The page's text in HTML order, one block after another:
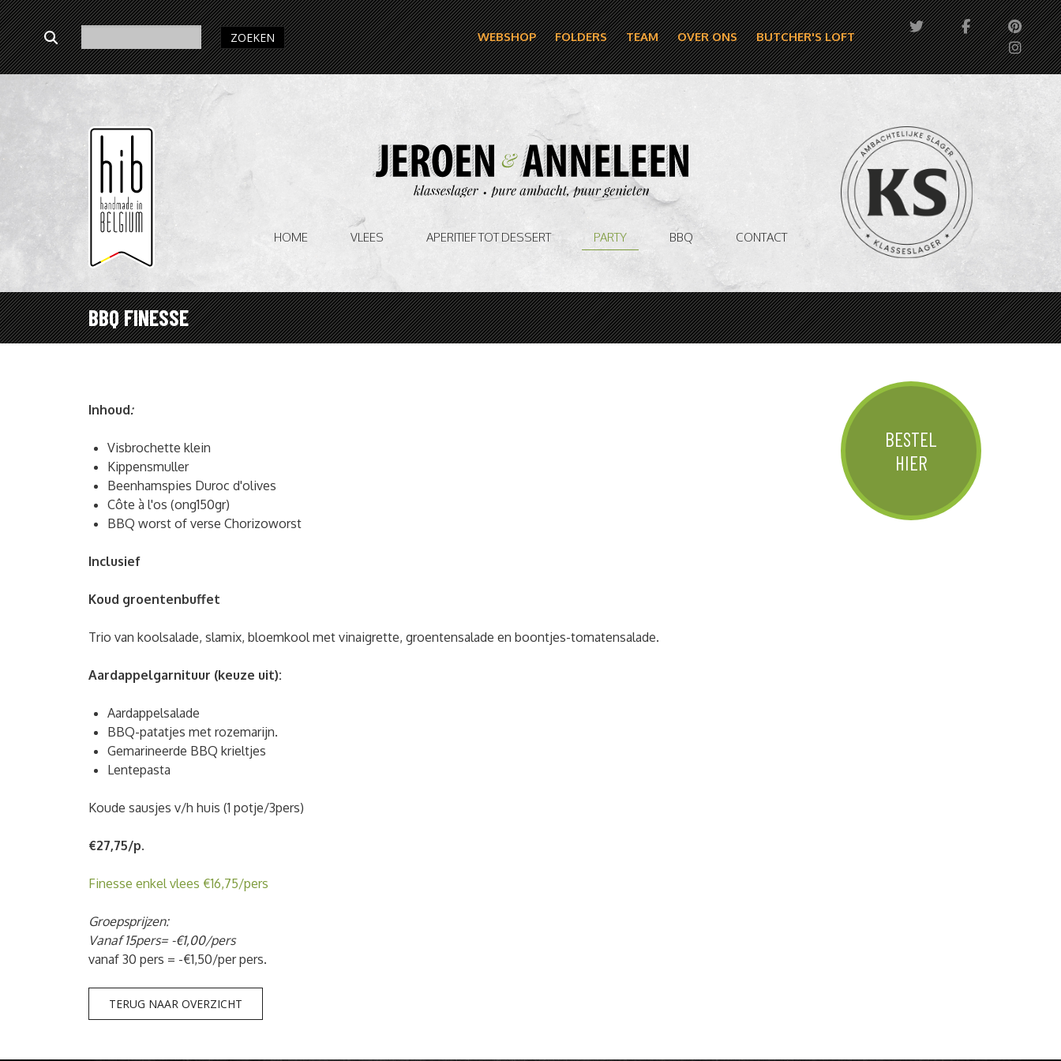
ZOEKEN WEBSHOP FOLDERS TEAM OVER ONS BUTCHER'S LOFT
HOME VLEES APERITIEF TOT DESSERT PARTY BBQ CONTACT
BBQ FINESSE
Inhoud:
Visbrochette klein
Kippensmuller
Beenhamspies Duroc d'olives
Côte à l'os (ong150gr)
BBQ worst of verse Chorizoworst
Inclusief
Koud groentenbuffet
Trio van koolsalade, slamix, bloemkool met vinaigrette, groentensalade en boontjes-tomatensalade.
Aardappelgarnituur (keuze uit):
Aardappelsalade
BBQ-patatjes met rozemarijn.
Gemarineerde BBQ krieltjes
Lentepasta
Koude sausjes v/h huis (1 potje/3pers)
€27,75/p.
Finesse enkel vlees €16,75/pers
Groepsprijzen:
Vanaf 15pers= -€1,00/pers
vanaf 30 pers = -€1,50/per pers.
BESTEL
HIER
TERUG NAAR OVERZICHT